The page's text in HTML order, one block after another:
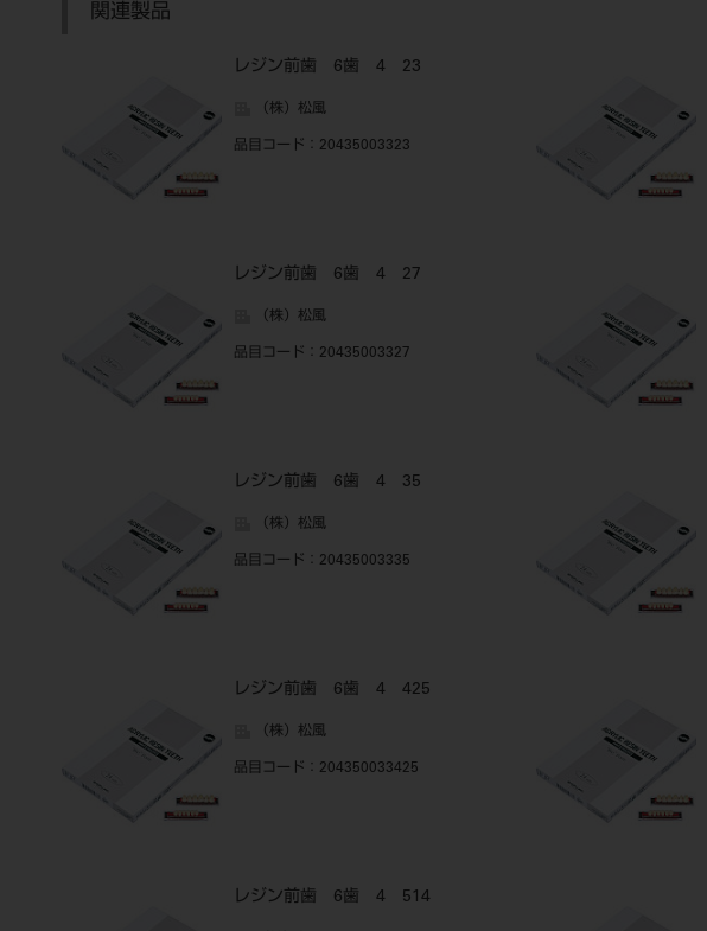
関連製品
レジン前歯 6歯 4 23
（株）松風
品目コード ：20435003323
レジン前歯 6歯 4 27
（株）松風
品目コード ：20435003327
レジン前歯 6歯 4 35
（株）松風
品目コード ：20435003335
レジン前歯 6歯 4 425
（株）松風
品目コード ：204350033425
レジン前歯 6歯 4 514